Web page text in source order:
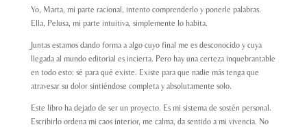
Yo, Marta, mi parte racional, intento comprenderlo y ponerle palabras.
Ella, Pelusa, mi parte intuitiva, simplemente lo habita.
Juntas estamos dando forma a algo cuyo final me es desconocido y cuya
llegada al mundo editorial es incierta. Pero hay una certeza inquebrantable
en todo esto: sé para qué existe. Existe para que nadie más tenga que
atravesar su dolor sintiéndose completa y absolutamente solo.
Este libro ha dejado de ser un proyecto. Es mi sistema de sostén personal.
Escribirlo ordena mi caos interior, me calma, da sentido a mi vivencia. No